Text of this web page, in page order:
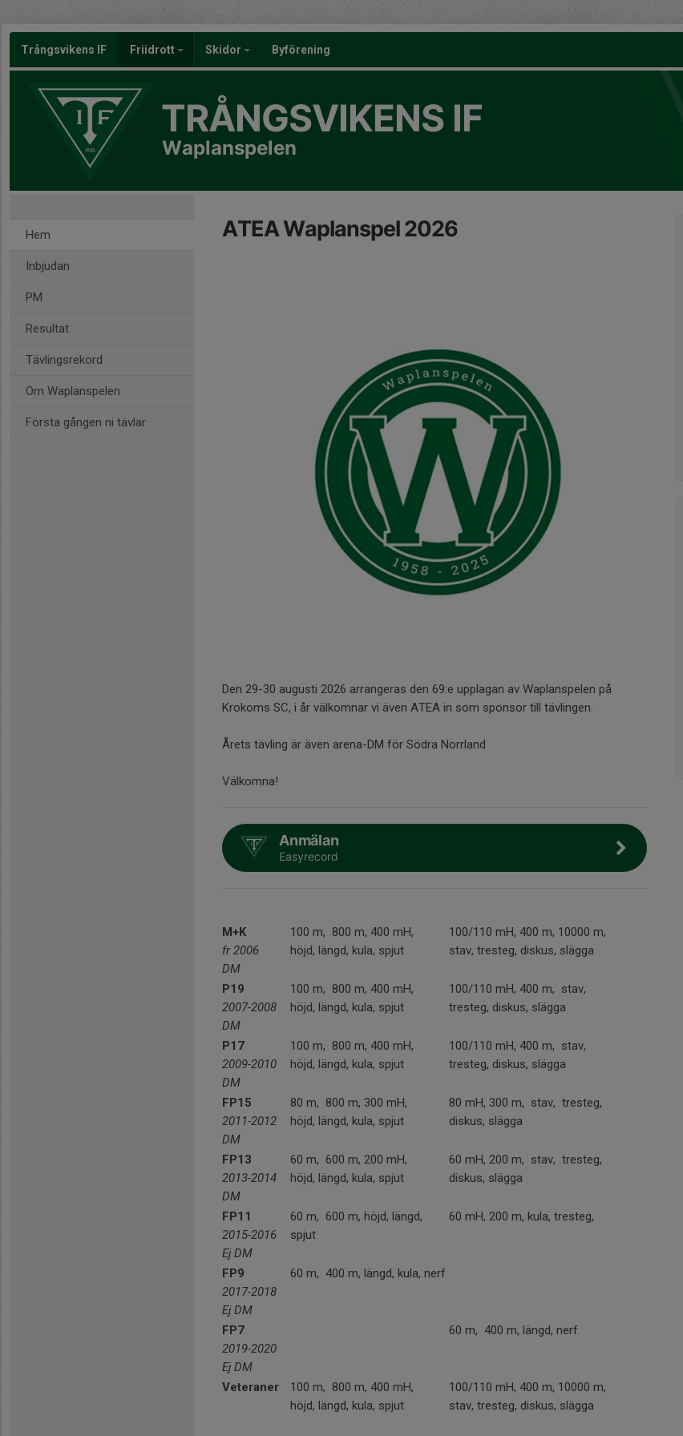
Trångsvikens IF Friidrott Skidor Byförening
TRÅNGSVIKENS IF
Waplanspelen
Hem
Inbjudan
PM
Resultat
Tävlingsrekord
Om Waplanspelen
Första gången ni tävlar
ATEA Waplanspel 2026
Den 29-30 augusti 2026 arrangeras den 69:e upplagan av Waplanspelen på
Krokoms SC, i år välkomnar vi även ATEA in som sponsor till tävlingen.
Årets tävling är även arena-DM för Södra Norrland
Välkomna!
Anmälan
Easyrecord
M+K
fr 2006
DM
100 m, 800 m, 400 mH,
höjd, längd, kula, spjut
100/110 mH, 400 m, 10000 m,
stav, tresteg, diskus, slägga
P19
2007-2008
DM
100 m, 800 m, 400 mH,
höjd, längd, kula, spjut
100/110 mH, 400 m, stav,
tresteg, diskus, slägga
P17
2009-2010
DM
100 m, 800 m, 400 mH,
höjd, längd, kula, spjut
100/110 mH, 400 m, stav,
tresteg, diskus, slägga
FP15
2011-2012
DM
80 m, 800 m, 300 mH,
höjd, längd, kula, spjut
80 mH, 300 m, stav, tresteg,
diskus, slägga
FP13
2013-2014
DM
60 m, 600 m, 200 mH,
höjd, längd, kula, spjut
60 mH, 200 m, stav, tresteg,
diskus, slägga
FP11
2015-2016
Ej DM
60 m, 600 m, höjd, längd,
spjut
60 mH, 200 m, kula, tresteg,
FP9
2017-2018
Ej DM
60 m, 400 m, längd, kula, nerf
FP7
2019-2020
Ej DM
60 m, 400 m, längd, nerf
Veteraner
100 m, 800 m, 400 mH,
höjd, längd, kula, spjut
100/110 mH, 400 m, 10000 m,
stav, tresteg, diskus, slägga